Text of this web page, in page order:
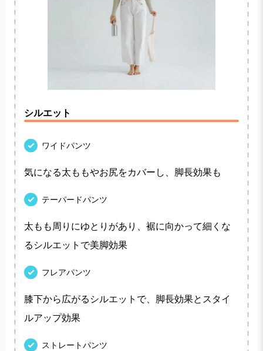
シルエット
ワイドパンツ
気になる太ももやお尻をカバーし、脚長効果も
テーパードパンツ
太もも周りにゆとりがあり、裾に向かって細くな
るシルエットで美脚効果
フレアパンツ
膝下から広がるシルエットで、脚長効果とスタイ
ルアップ効果
ストレートパンツ